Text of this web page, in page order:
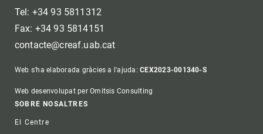
Tel: +34 93 5811312
Fax: +34 93 5814151
contacte@creaf.uab.cat
Web s'ha elaborada gràcies a l'ajuda:CEX2023-001340-S
Web desenvolupat per Omitsis Consulting
Footer
SOBRE NOSALTRES
El Centre